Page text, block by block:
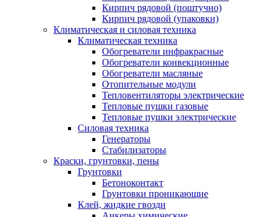
Кирпич рядовой (поштучно)
Кирпич рядовой (упаковки)
Климатическая и силовая техника
Климатическая техника
Обогреватели инфракрасные
Обогреватели конвекционные
Обогреватели масляные
Отопительные модули
Тепловентиляторы электрические
Тепловые пушки газовые
Тепловые пушки электрические
Силовая техника
Генераторы
Стабилизаторы
Краски, грунтовки, пены
Грунтовки
Бетоноконтакт
Грунтовки проникающие
Клей, жидкие гвозди